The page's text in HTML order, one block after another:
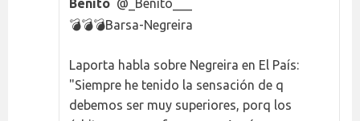
Benito @_Benito___
💣💣💣Barsa-Negreira
Laporta habla sobre Negreira en El País:
"Siempre he tenido la sensación de q
debemos ser muy superiores, porq los